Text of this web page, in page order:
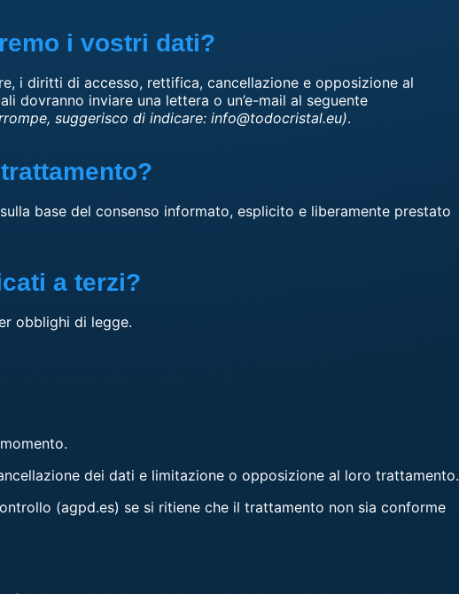
i vostri dati?
i diritti di accesso, rettifica, cancellazione e opposizione al
dovranno inviare una lettera o un’e-mail al seguente
suggerisco di indicare: info@todocristal.eu).
base del consenso informato, esplicito e liberamente prestato
a terzi?
obblighi di legge.
dei dati e limitazione o opposizione al loro trattamento.
(agpd.es) se si ritiene che il trattamento non sia conforme